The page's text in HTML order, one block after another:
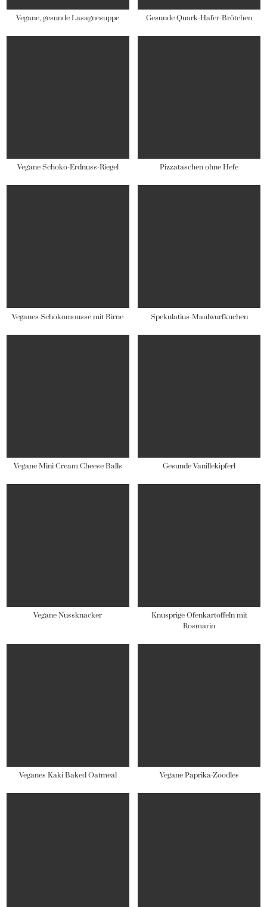
Vegane, gesunde Lasagnesuppe Gesunde Quark-Hafer-Brötchen
Vegane Schoko-Erdnuss-Riegel Pizzataschen ohne Hefe
Veganes Schokomousse mit Birne Spekulatius-Maulwurfkuchen
Vegane Mini Cream Cheese Balls Gesunde Vanillekipferl
Vegane Nussknacker
Knusprige Ofenkartoffeln mit
Rosmarin
Veganes Kaki Baked Oatmeal Vegane Paprika-Zoodles